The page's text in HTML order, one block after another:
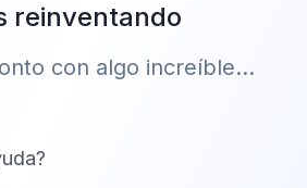
reinventando
con algo increíble...